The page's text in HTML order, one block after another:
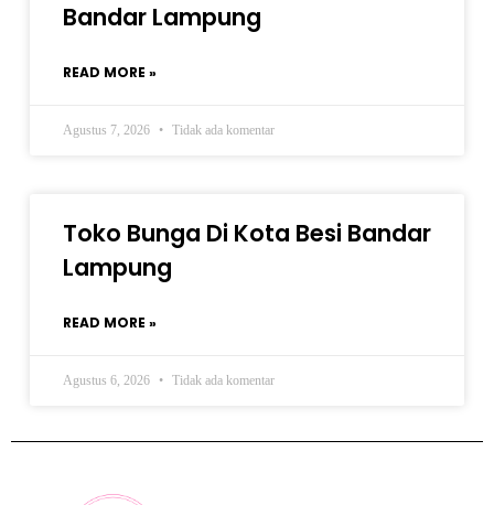
Bandar Lampung
READ MORE »
Agustus 7, 2026 Tidak ada komentar
Toko Bunga Di Kota Besi Bandar
Lampung
READ MORE »
Agustus 6, 2026 Tidak ada komentar